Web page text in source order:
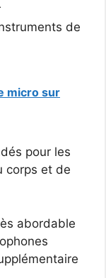
de
micro sur
pour les
corps et de
abordable